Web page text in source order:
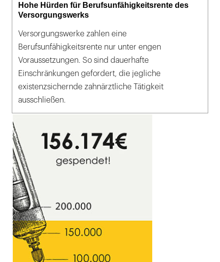
Hohe Hürden für Berufsunfähigkeitsrente des
Versorgungswerks
Versorgungswerke zahlen eine
Berufsunfähigkeitsrente nur unter engen
Voraussetzungen. So sind dauerhafte
Einschränkungen gefordert, die jegliche
existenzsichernde zahnärztliche Tätigkeit
ausschließen.